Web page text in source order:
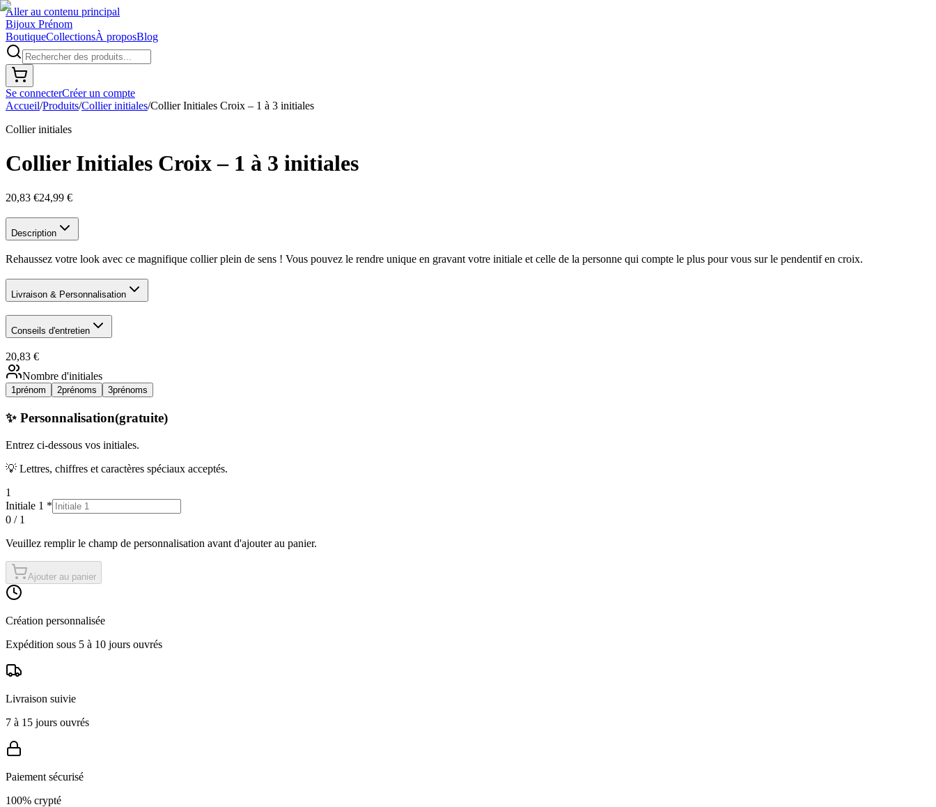
Aller au contenu principal
Bijoux Prénom
BoutiqueCollectionsÀ proposBlog
Se connecterCréer un compte
Accueil/Produits/Collier initiales/Collier Initiales Croix – 1 à 3 initiales
Collier initiales
Collier Initiales Croix – 1 à 3 initiales
20,83 €24,99 €
Description
Rehaussez votre look avec ce magnifique collier plein de sens ! Vous pouvez le rendre unique en gravant votre initiale et celle de la personne qui compte le plus pour vous sur le pendentif en croix.
Livraison & Personnalisation
Conseils d'entretien
20,83 €
Nombre d'initiales
1prénom 2prénoms 3prénoms
✨ Personnalisation(gratuite)
Entrez ci-dessous vos initiales.
💡 Lettres, chiffres et caractères spéciaux acceptés.
1
Initiale 1 *
0 / 1
Veuillez remplirle champ de personnalisation avant d'ajouter au panier.
Ajouter au panier
Création personnalisée
Expédition sous 5 à 10 jours ouvrés
Livraison suivie
7 à 15 jours ouvrés
Paiement sécurisé
100% crypté